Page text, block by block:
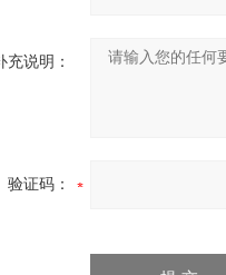
充说明：
验证码：